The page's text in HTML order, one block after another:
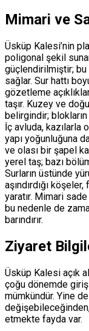
Mimari ve
Üsküp Kalesi’nin
poligonal şekil
güçlendirilmiştir; bu
sağlar. Sur hattı
gözetleme
taşır. Kuzey ve
belirgindir;
İç avluda, kazılarla
yapı yoğunluğuna
ve olası bir şapel
yerel taş; bazı
Surların üstünde
aşındırdığı
yaratır. Mimari
bu nedenle de
barındırır.
Ziyaret
Üsküp Kalesi açık
çoğu dönemde
mümkündür. Yine
etmekte fayda var.